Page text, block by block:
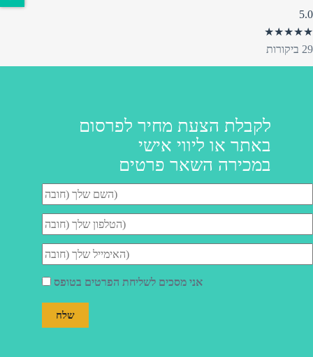
5.0
★★★★★
29 ביקורות
לקבלת הצעת מחיר לפרסום
באתר או ליווי אישי
במכירה השאר פרטים
אני מסכים לשליחת הפרטים בטופס